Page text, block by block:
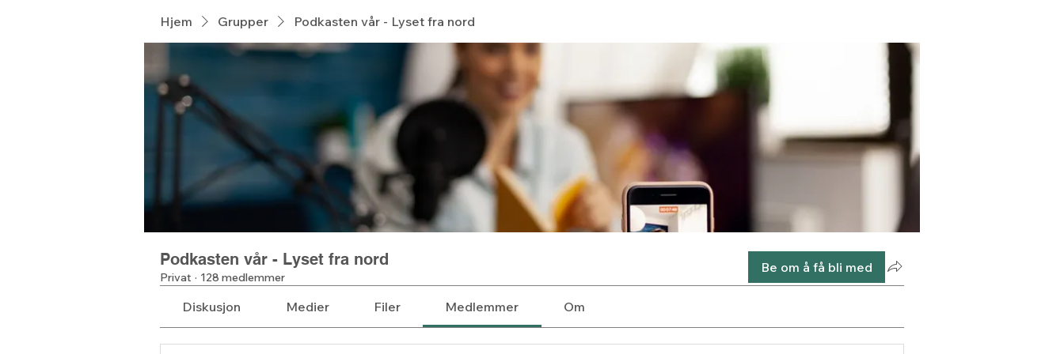
Hjem Grupper Podkasten vår - Lyset fra nord
Podkasten vår - Lyset fra nord
Privat · 128 medlemmer
Be om å få bli med
Diskusjon Medier Filer Medlemmer Om